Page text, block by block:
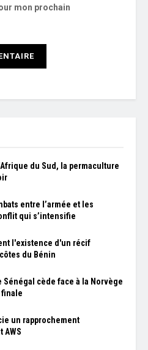
mon prochain
du Sud, la permaculture
entre l’armée et les
qui s’intensifie
l'existence d'un récif
du Bénin
Sénégal cède face à la Norvège
finale
un rapprochement
AWS